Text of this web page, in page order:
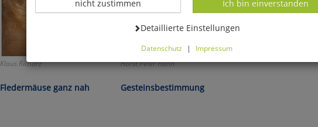
Klaus Richarz
Fledermäuse ganz nah
Horst Peter Hann
Gesteinsbestimmung
Datenverarbeitung -
Ich bin einverstanden
Datenverarbeitung -
nicht zustimmen
Datenverarbeitung -
Detaillierte Einstellungen
Datenschutz | Impressum
Cookies ablehnen, wird Ihr Besuch nur mit zwingend notwendigen
fortgeführt. Bitte beachten Sie, dass auf Basis Ihrer Einstellungen
nicht mehr alle Funktionalitäten der Seite zur Verfügung stehen.